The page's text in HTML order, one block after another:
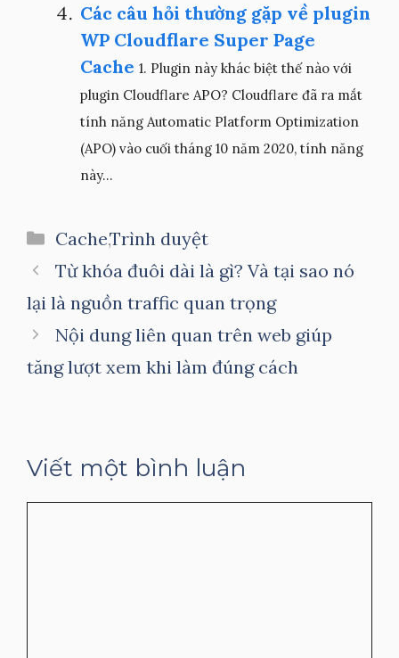
Các câu hỏi thường gặp về plugin
WP Cloudflare Super Page
Cache 1. Plugin này khác biệt thế nào với
plugin Cloudflare APO? Cloudflare đã ra mắt
tính năng Automatic Platform Optimization
(APO) vào cuối tháng 10 năm 2020, tính năng
này...
Danh
mục
Cache,Trình duyệt
Từ khóa đuôi dài là gì? Và tại sao nó
lại là nguồn traffic quan trọng
Nội dung liên quan trên web giúp
tăng lượt xem khi làm đúng cách
Viết một bình luận